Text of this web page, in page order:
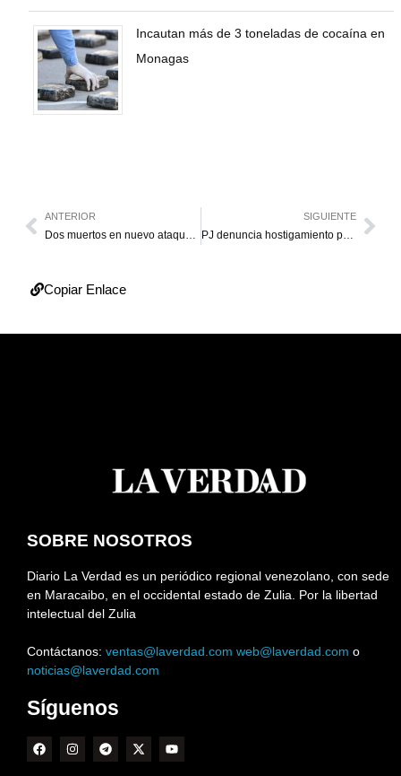
Incautan más de 3 toneladas de cocaína en
Monagas
ANTERIOR
Dos muertos en nuevo ataque de EE. UU. contra embarcación en el Pacífico
SIGUIENTE
PJ denuncia hostigamiento policial en acto de Juan Pablo Guanipa en Apure
Copiar Enlace
SOBRE NOSOTROS
Diario La Verdad es un periódico regional venezolano, con sede
en Maracaibo, en el occidental estado de Zulia. Por la libertad
intelectual del Zulia
Contáctanos: ventas@laverdad.com web@laverdad.com o
noticias@laverdad.com
Síguenos